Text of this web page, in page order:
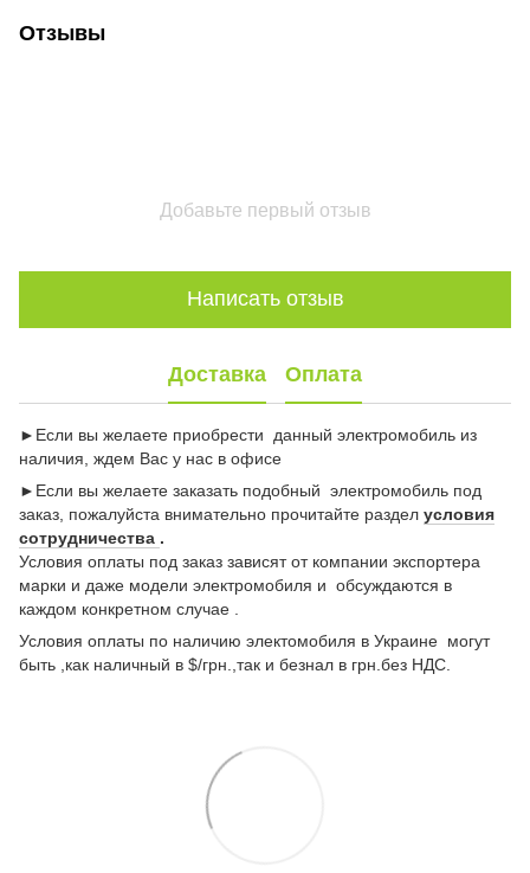
Отзывы
Добавьте первый отзыв
Написать отзыв
Доставка Оплата
►Если вы желаете приобрести данный электромобиль из
наличия, ждем Вас у нас в офисе
►Если вы желаете заказать подобный электромобиль под
заказ, пожалуйста внимательно прочитайте раздел условия
сотрудничества .
Условия оплаты под заказ зависят от компании экспортера
марки и даже модели электромобиля и обсуждаются в
каждом конкретном случае .
Условия оплаты по наличию электомобиля в Украине могут
быть ,как наличный в $/грн.,так и безнал в грн.без НДС.